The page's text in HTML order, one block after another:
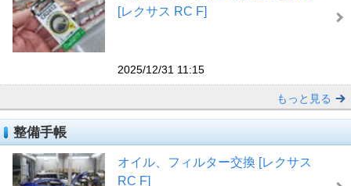
[レクサス RC F]
2025/12/31 11:15
もっと見る
整備手帳
オイル、フィルター交換 [レクサス
RC F]